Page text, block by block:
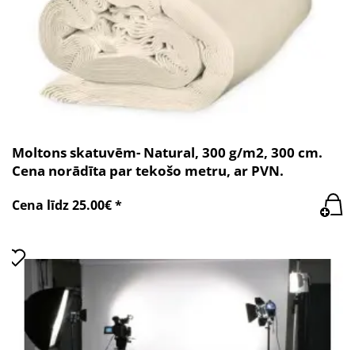
Moltons skatuvēm- Natural, 300 g/m2, 300 cm.
Cena norādīta par tekošo metru, ar PVN.
Cena līdz 25.00€ *